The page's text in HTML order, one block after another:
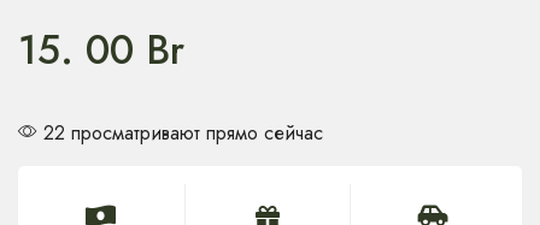
15. 00 Br
22 просматривают прямо сейчас